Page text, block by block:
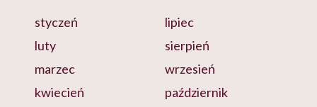
styczeń
luty
marzec
kwiecień
lipiec
sierpień
wrzesień
październik